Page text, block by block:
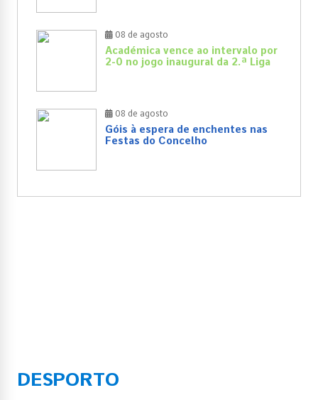
08 de agosto
Académica vence ao intervalo por
2-0 no jogo inaugural da 2.ª Liga
08 de agosto
Góis à espera de enchentes nas
Festas do Concelho
DESPORTO